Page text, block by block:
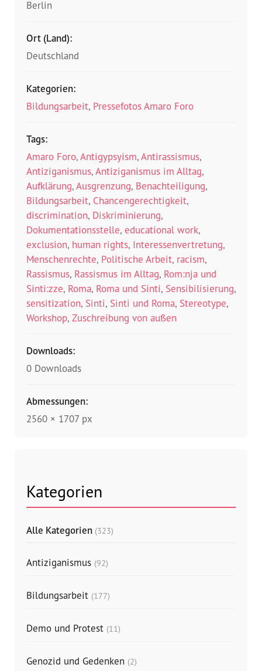
Kategorien
Alle Kategorien (323)
Antiziganismus (92)
Bildungsarbeit (177)
Demo und Protest (11)
Genozid und Gedenken (2)
Berlin
Ort (Land):
Deutschland
Kategorien:
Bildungsarbeit, Pressefotos Amaro Foro
Tags:
Amaro Foro,Antigypsyism,Antirassismus,
Antiziganismus,Antiziganismus im Alltag,
Aufklärung,Ausgrenzung, Benachteiligung,
Bildungsarbeit, Chancengerechtigkeit,
discrimination, Diskriminierung,
Dokumentationsstelle, educational work,
exclusion, human rights, Interessenvertretung,
Menschenrechte, Politische Arbeit, racism,
Rassismus, Rassismus im Alltag, Rom:nja und
Sinti:zze, Roma, Roma und Sinti, Sensibilisierung,
sensitization, Sinti, Sinti und Roma, Stereotype,
Workshop, Zuschreibung von außen
Downloads:
0 Downloads
Abmessungen:
2560 × 1707 px